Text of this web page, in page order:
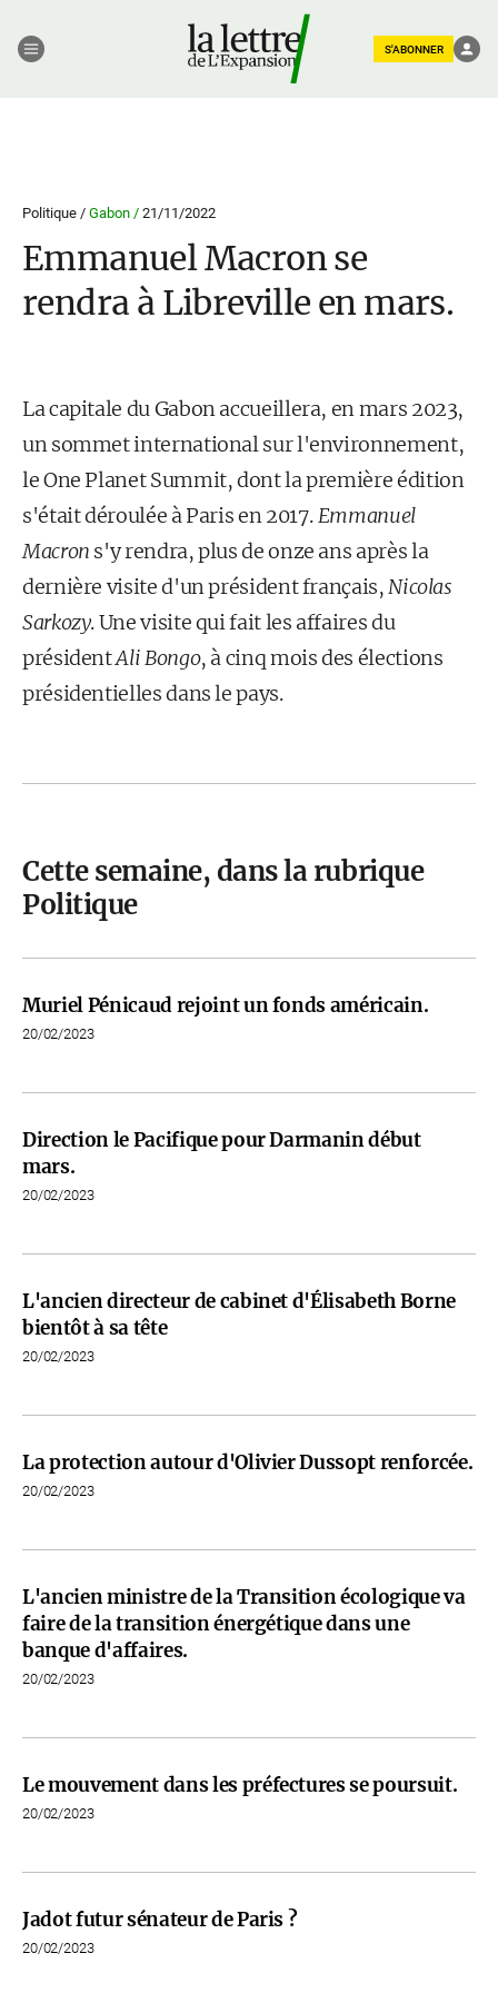
S'ABONNER
Politique / Gabon / 21/11/2022
Emmanuel Macron se
rendra à Libreville en mars.
La capitale du Gabon accueillera, en mars 2023,
un sommet international sur l'environnement,
le One Planet Summit, dont la première édition
s'était déroulée à Paris en 2017.Emmanuel
Macron s'y rendra, plus de onze ans après la
dernière visite d'un président français,Nicolas
Sarkozy. Une visite qui fait les affaires du
présidentAli Bongo, à cinq mois des élections
présidentielles dans le pays.
Cette semaine, dans la rubrique
Politique
Muriel Pénicaud rejoint un fonds américain.
20/02/2023
Direction le Pacifique pour Darmanin début
mars.
20/02/2023
L'ancien directeur de cabinet d'Élisabeth Borne
bientôt à sa tête
20/02/2023
La protection autour d'Olivier Dussopt renforcée.
20/02/2023
L'ancien ministre de la Transition écologique va
faire de la transition énergétique dans une
banque d'affaires.
20/02/2023
Le mouvement dans les préfectures se poursuit.
20/02/2023
Jadot futur sénateur de Paris ?
20/02/2023